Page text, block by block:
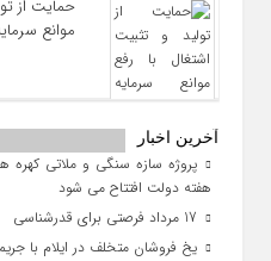
حمایت از
موانع
آخرین اخبار
هفته دولت افتتاح می شود
یخ‌ فروشان متخلف در ایلام با